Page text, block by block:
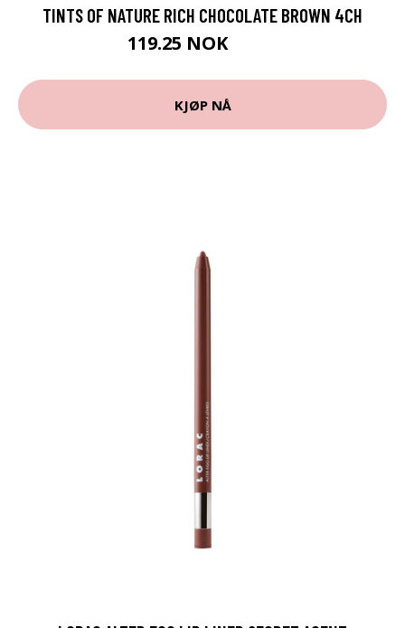
TINTS OF NATURE RICH CHOCOLATE BROWN 4CH
119.25 NOK
KJØP NÅ